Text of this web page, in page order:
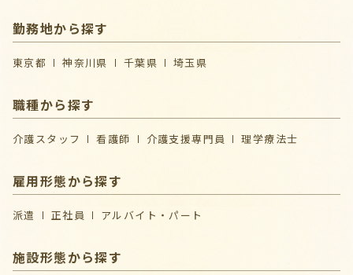
勤務地から探す
東京都 神奈川県 千葉県 埼玉県
職種から探す
介護スタッフ 看護師 介護支援専門員 理学療法士
雇用形態から探す
派遣 正社員 アルバイト・パート
施設形態から探す